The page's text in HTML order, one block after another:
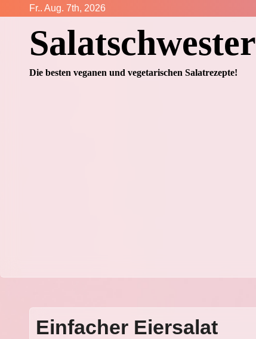
springen
Fr.. Aug. 7th, 2026
Salatschwester
Die besten veganen und vegetarischen Salatrezepte!
Einfacher Eiersalat